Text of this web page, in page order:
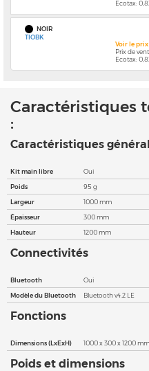
Ecotax:
NOIR
TIOBK
Voir le
Prix de
Ecotax:
Caractéristiques
:
Caractéristiques
Kit main libre
Oui
Poids
95 g
Largeur
1000 mm
Épaisseur
300 mm
Hauteur
1200 mm
Connectivités
Bluetooth
Oui
Modèle du Bluetooth
Bluetooth v4.2 LE
Fonctions
Dimensions (LxExH) 1000 x 300 x 1200 mm
Poids et dimensions